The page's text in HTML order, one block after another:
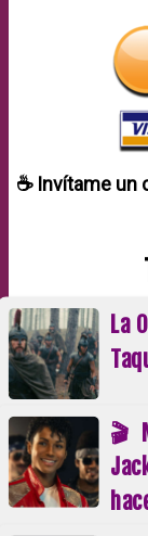
☕ Invítame un
La
🎬